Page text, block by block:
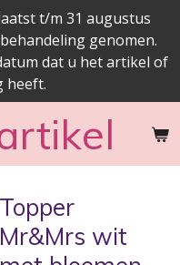
t/m 31 augustus
genomen.
dat u het artikel of
heeft.
Topper
Mr&Mrs wit